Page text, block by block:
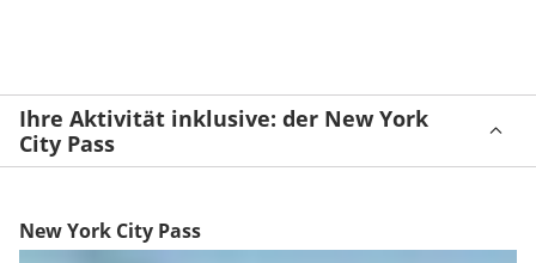
Ihre Aktivität inklusive: der New York
City Pass
New York City Pass